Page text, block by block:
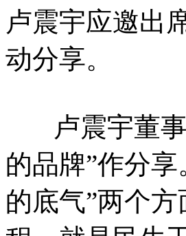
卢震宇应邀出
动分享。
卢震宇董事
的品牌”作分
的底气”两个